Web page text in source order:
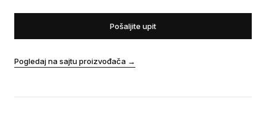
Pošaljite upit
Pogledaj na sajtu proizvođača →